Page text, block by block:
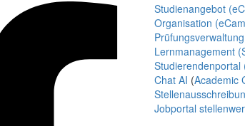
Studienangebot
Organisation
Lernmanagement
Studierendenportal
Chat AI (Academic
Jobportal